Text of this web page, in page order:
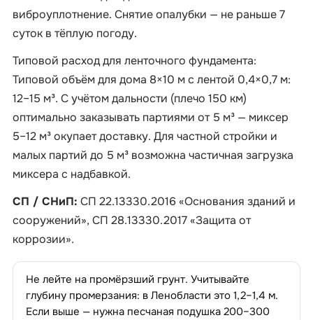
виброуплотнение. Снятие опалубки — не раньше 7
суток в тёплую погоду.
Типовой расход для ленточного фундамента:
Типовой объём для дома 8×10 м с лентой 0,4×0,7 м:
12–15 м³. С учётом дальности (плечо 150 км)
оптимально заказывать партиями от 5 м³ — миксер
5–12 м³ окупает доставку. Для частной стройки и
малых партий до 5 м³ возможна частичная загрузка
миксера с надбавкой.
СП / СНиП: СП 22.13330.2016 «Основания зданий и
сооружений», СП 28.13330.2017 «Защита от
коррозии».
Не лейте на промёрзший грунт. Учитывайте
глубину промерзания: в Ленобласти это 1,2–1,4 м.
Если выше — нужна песчаная подушка 200–300